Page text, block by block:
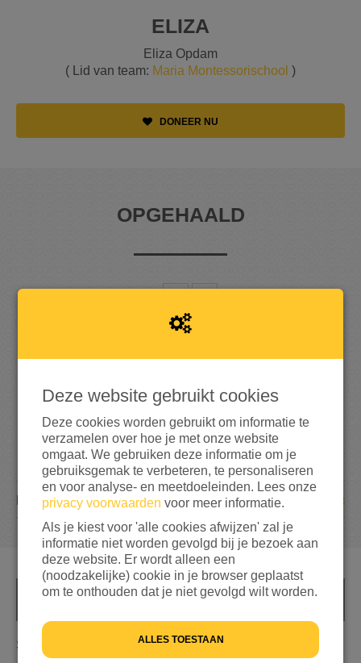
ELIZA
Eliza Opdam
( Lid van team: Maria Montessorischool )
DONEER NU
OPGEHAALD
8
DONATIES
INFO
Samen komen we er!
Deze website gebruikt cookies
Deze cookies worden gebruikt om informatie te
verzamelen over hoe je met onze website
omgaat. We gebruiken deze informatie om je
gebruiksgemak te verbeteren, te personaliseren
en voor analyse- en meetdoeleinden. Lees onze
privacy voorwaarden voor meer informatie.
Als je kiest voor 'alle cookies afwijzen' zal je
informatie niet worden gevolgd bij je bezoek aan
deze website. Er wordt alleen een
(noodzakelijke) cookie in je browser geplaatst
om te onthouden dat je niet gevolgd wilt worden.
ALLES TOESTAAN